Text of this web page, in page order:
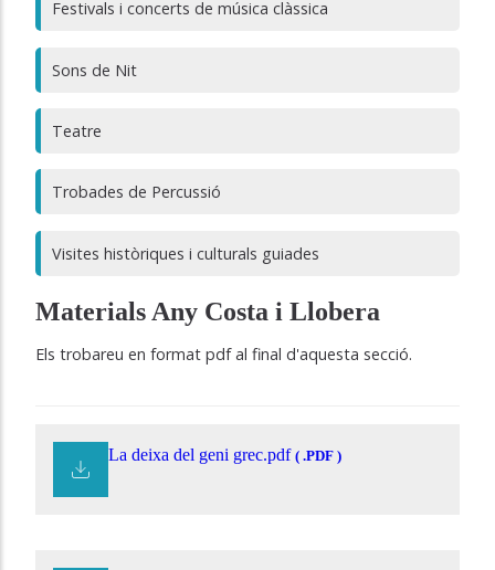
Festivals i concerts de música clàssica
Sons de Nit
Teatre
Trobades de Percussió
Visites històriques i culturals guiades
Materials Any Costa i Llobera
Els trobareu en format pdf al final d'aquesta secció.
La deixa del geni grec.pdf ( .PDF )